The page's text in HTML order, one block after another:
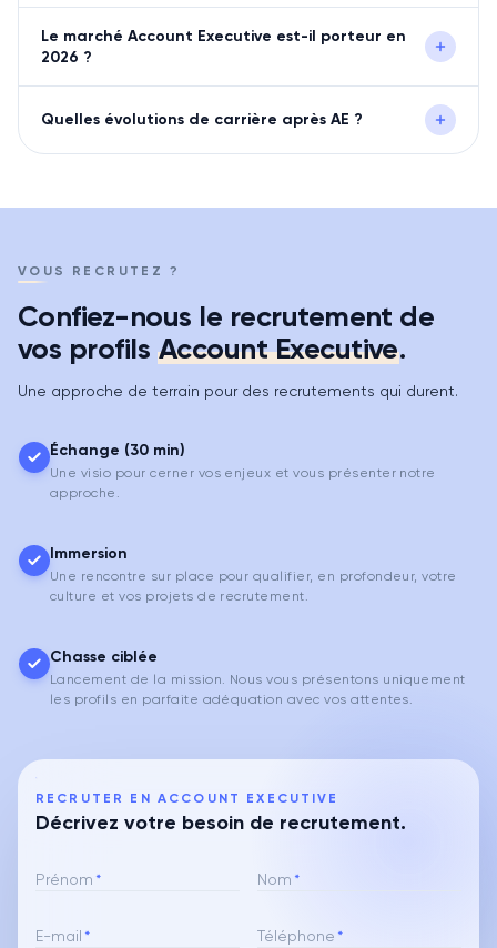
Le marché Account Executive est-il porteur en
2026 ?
Quelles évolutions de carrière après AE ?
VOUS RECRUTEZ ?
Confiez-nous le recrutement de
vos profils Account Executive.
Une approche de terrain pour des recrutements qui durent.
Échange (30 min)
Une visio pour cerner vos enjeux et vous présenter notre
approche.
Immersion
Une rencontre sur place pour qualifier, en profondeur, votre
culture et vos projets de recrutement.
Chasse ciblée
Lancement de la mission. Nous vous présentons uniquement
les profils en parfaite adéquation avec vos attentes.
RECRUTER EN ACCOUNT EXECUTIVE
Décrivez votre besoin de recrutement.
Prénom * Nom *
E-mail * Téléphone *